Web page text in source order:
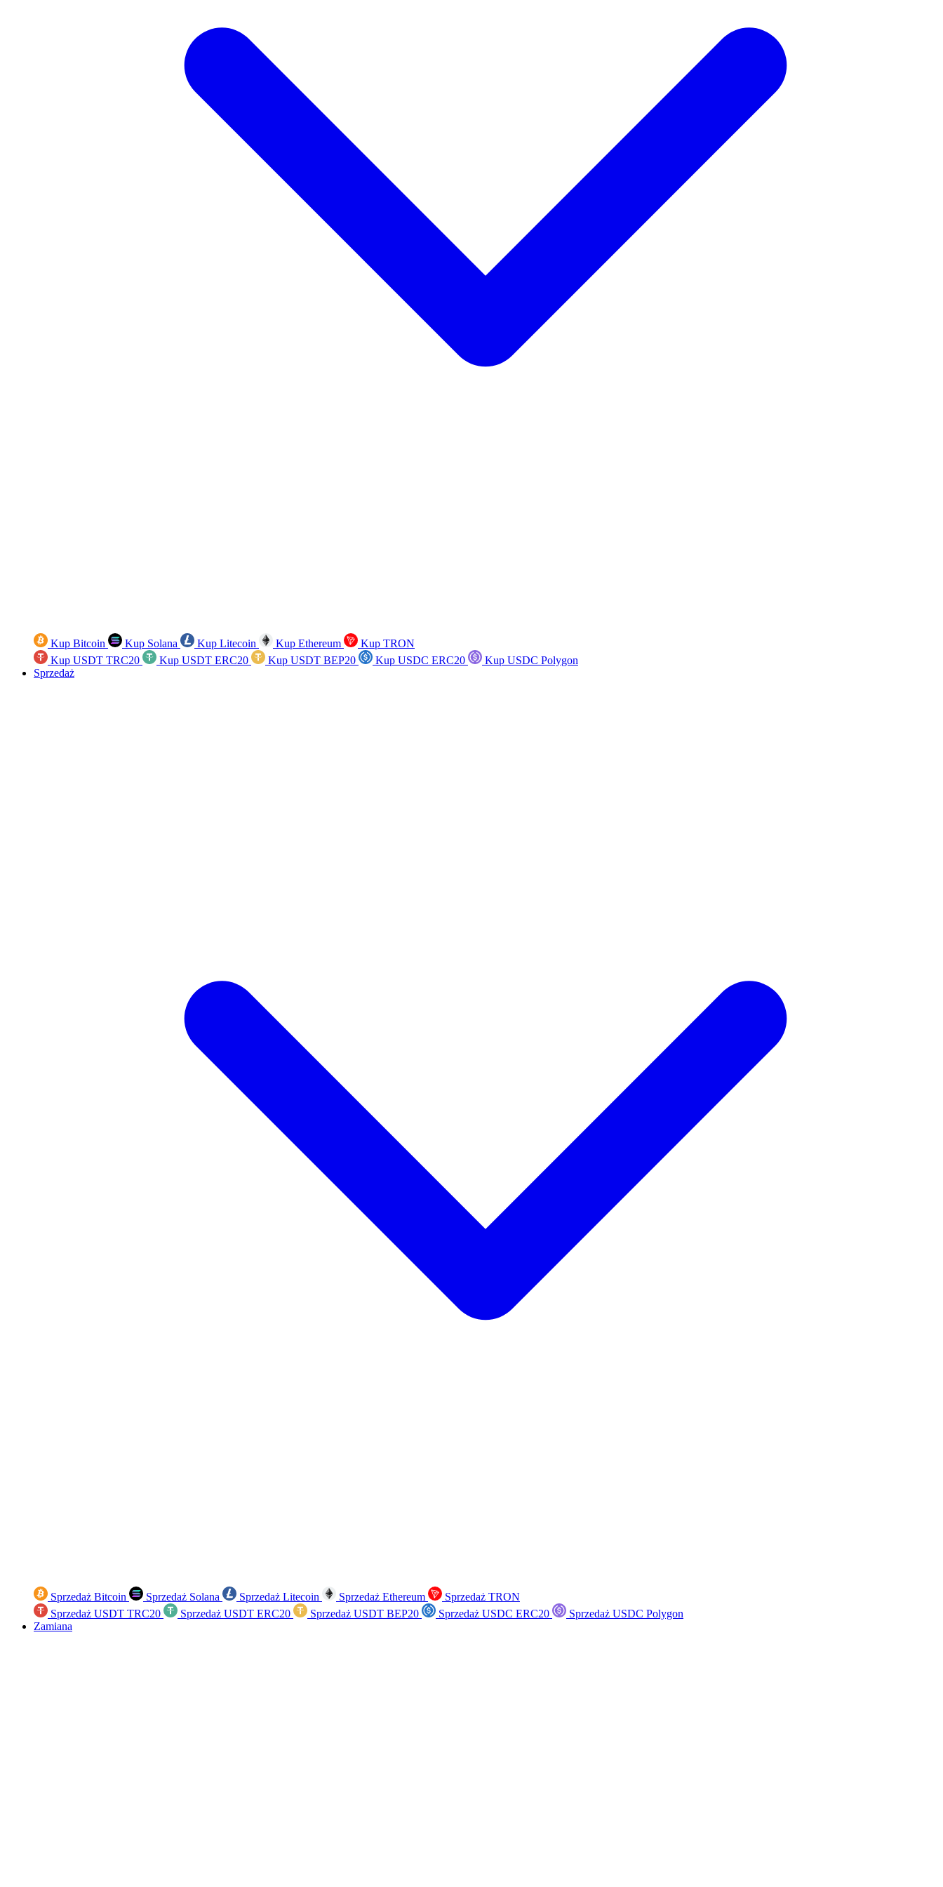
Kup Bitcoin Kup Solana Kup Litecoin Kup Ethereum
Kup TRON
Kup USDT TRC20
Kup USDT ERC20 Kup USDT BEP20 Kup USDC ERC20
Kup USDC Polygon
Sprzedaż
Sprzedaż Bitcoin Sprzedaż Solana Sprzedaż Litecoin Sprzedaż Ethereum
Sprzedaż TRON
Sprzedaż USDT TRC20
Sprzedaż USDT ERC20 Sprzedaż USDT BEP20 Sprzedaż USDC ERC20
Sprzedaż USDC Polygon
Zamiana